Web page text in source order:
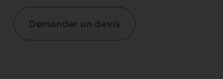
Demander un devis